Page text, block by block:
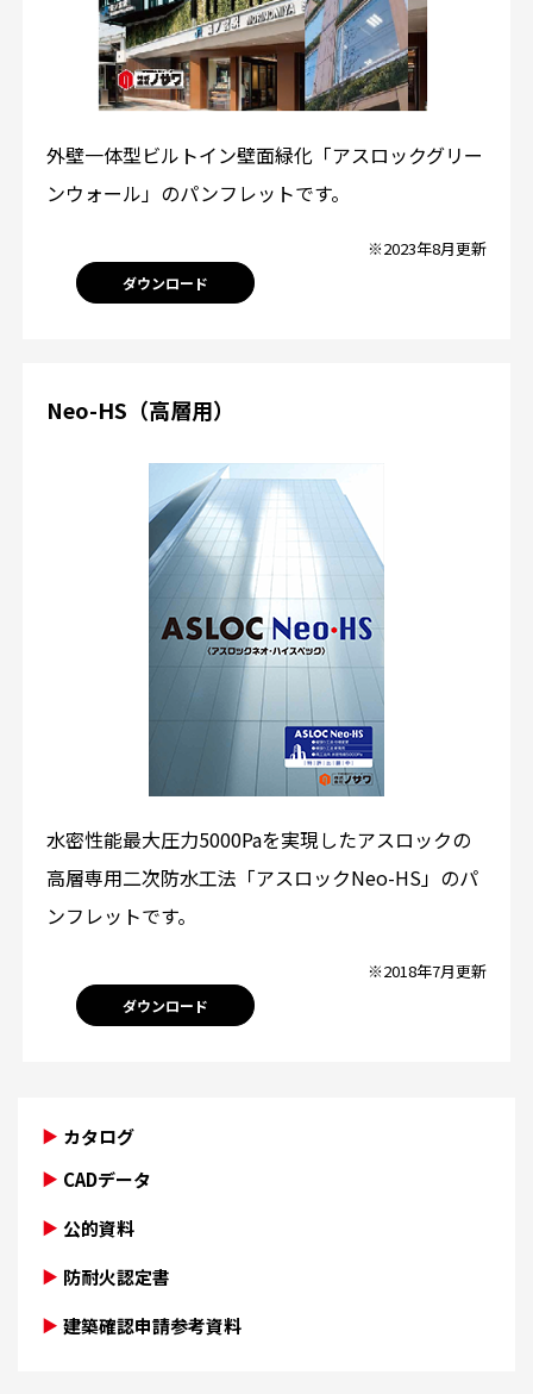
外壁一体型ビルトイン壁面緑化「アスロックグリー
ンウォール」のパンフレットです。
※2023年8月更新
ダウンロード
Neo-HS（高層用）
水密性能最大圧力5000Paを実現したアスロックの
高層専用二次防水工法「アスロックNeo-HS」のパ
ンフレットです。
※2018年7月更新
ダウンロード
カタログ
CADデータ
公的資料
防耐火認定書
建築確認申請参考資料